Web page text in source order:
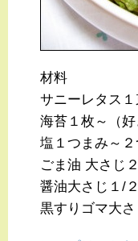
材料
サニーレタス１
海苔１枚～（好
塩１つまみ～
ごま油 大さじ
醤油大さじ１/
黒すりゴマ大さ